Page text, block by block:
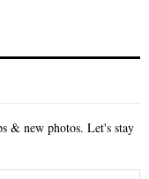
& new photos. Let's stay